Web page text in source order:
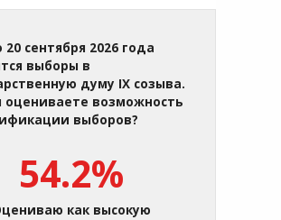
20 сентября 2026 года
выборы в
думу IX созыва.
оцениваете возможность
выборов?
54.2%
как высокую